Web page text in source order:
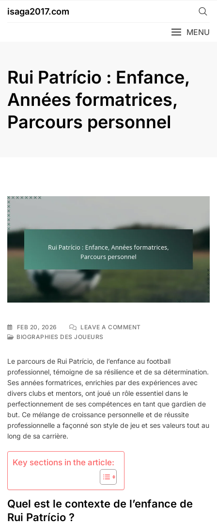
isaga2017.com
MENU
Rui Patrício : Enfance,
Années formatrices,
Parcours personnel
FEB 20, 2026 LEAVE A COMMENTON
ENFANCE,
ANNÉES
FORMATRICES,
PARCOURS
PERSONNEL
BIOGRAPHIES DES JOUEURS
Le parcours de Rui Patrício, de l’enfance au football
professionnel, témoigne de sa résilience et de sa détermination.
Ses années formatrices, enrichies par des expériences avec
divers clubs et mentors, ont joué un rôle essentiel dans le
perfectionnement de ses compétences en tant que gardien de
but. Ce mélange de croissance personnelle et de réussite
professionnelle a façonné son style de jeu et ses valeurs tout au
long de sa carrière.
Key sections in the article:
Quel est le contexte de l’enfance de
Rui Patrício ?